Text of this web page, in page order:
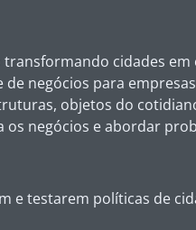
cidades em
negócios para
objetos do
negócios e abordar
e testarem políticas de